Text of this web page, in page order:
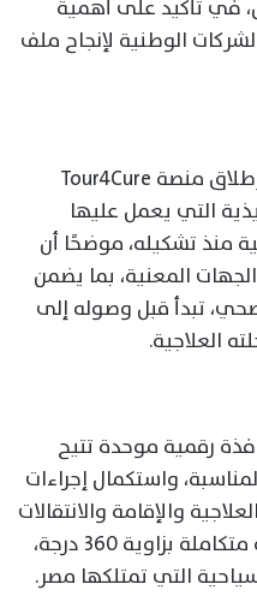
في تأكيد على أهمية
الوطنية لإنجاح ملف
وأكد الدكتور خالد عبدالغفار أن إطلاق منصة Tour4Cure
التي يعمل عليها
منذ تشكيله، موضحًا أن
المعنية، بما يضمن
تبدأ قبل وصوله إلى
العلاجية.
رقمية موحدة تتيح
واستكمال إجراءات
والإقامة والانتقالات
والخدمات المساندة، ضمن تجربة متكاملة بزاوية 360 درجة،
التي تمتلكها مصر.